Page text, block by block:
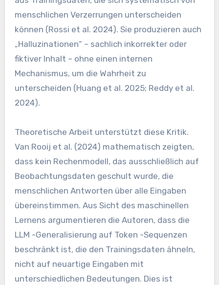
menschlichen Verzerrungen unterscheiden
können (Rossi et al. 2024). Sie produzieren auch
„Halluzinationen“ – sachlich inkorrekter oder
fiktiver Inhalt – ohne einen internen
Mechanismus, um die Wahrheit zu
unterscheiden (Huang et al. 2025; Reddy et al.
2024).
Theoretische Arbeit unterstützt diese Kritik.
Van Rooij et al. (2024) mathematisch zeigten,
dass kein Rechenmodell, das ausschließlich auf
Beobachtungsdaten geschult wurde, die
menschlichen Antworten über alle Eingaben
übereinstimmen. Aus Sicht des maschinellen
Lernens argumentieren die Autoren, dass die
LLM -Generalisierung auf Token -Sequenzen
beschränkt ist, die den Trainingsdaten ähneln,
nicht auf neuartige Eingaben mit
unterschiedlichen Bedeutungen. Dies ist